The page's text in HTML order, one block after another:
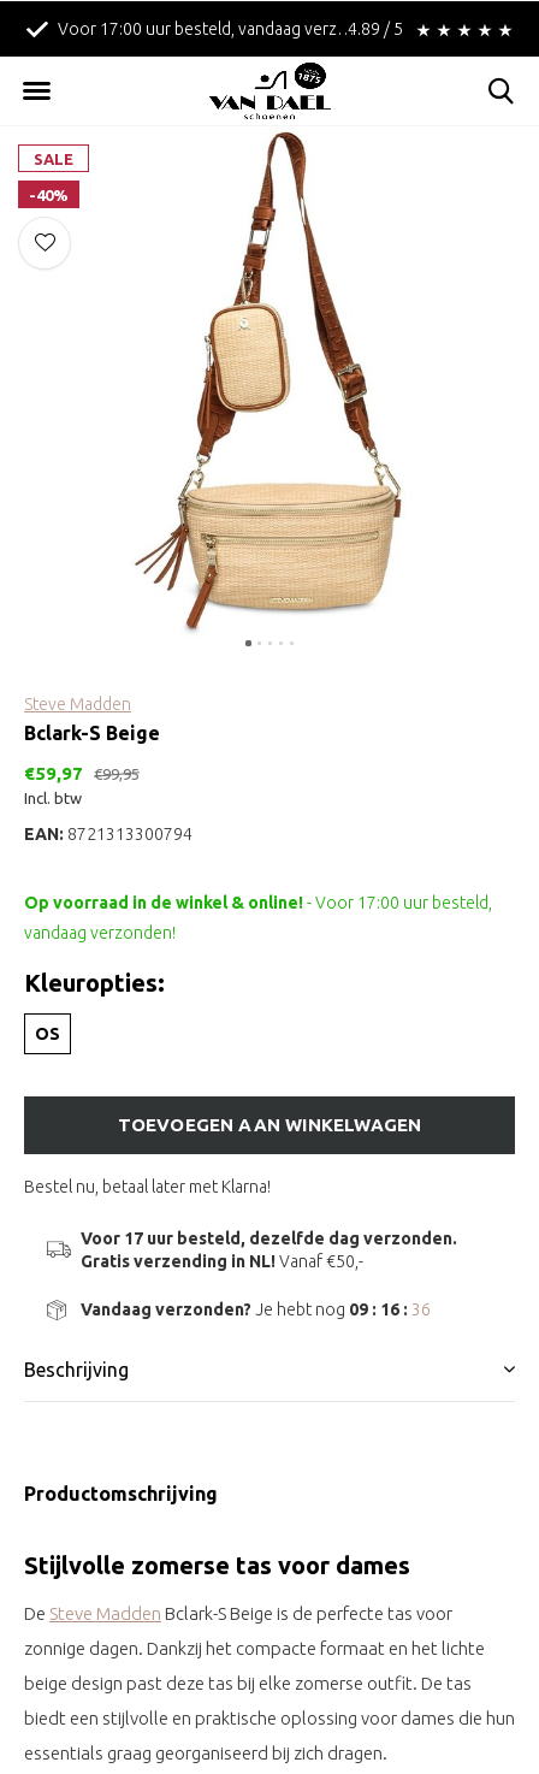
Voor 17:00 uur besteld, vandaag verzonden! Betaal achteraf met
4.89 / 5
SALE
-40%
Steve Madden
Bclark-S Beige
€59,97
€99,95
Incl. btw
EAN: 8721313300794
Op voorraad in de winkel & online!- Voor 17:00 uur besteld,
vandaag verzonden!
Kleuropties:
OS
TOEVOEGEN AAN WINKELWAGEN
Bestel nu, betaal later met Klarna!
Voor 17 uur besteld, dezelfde dag verzonden.
Gratis verzending in NL!Vanaf €50,-
Vandaag verzonden? Je hebt nog 09 : 16 : 36
Beschrijving
Productomschrijving
Stijlvolle zomerse tas voor dames
De Steve Madden Bclark-S Beige is de perfecte tas voor
zonnige dagen. Dankzij het compacte formaat en het lichte
beige design past deze tas bij elke zomerse outfit. De tas
biedt een stijlvolle en praktische oplossing voor dames die hun
essentials graag georganiseerd bij zich dragen.